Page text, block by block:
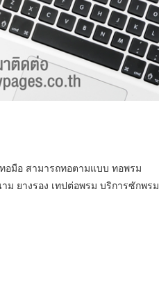
มือ สามารถทอตามแบบ ทอพรม
ยางรอง เทปต่อพรม บริการซักพรม